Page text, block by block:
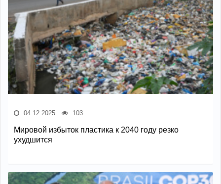
04.12.2025 103
Мировой избыток пластика к 2040 году резко
ухудшится